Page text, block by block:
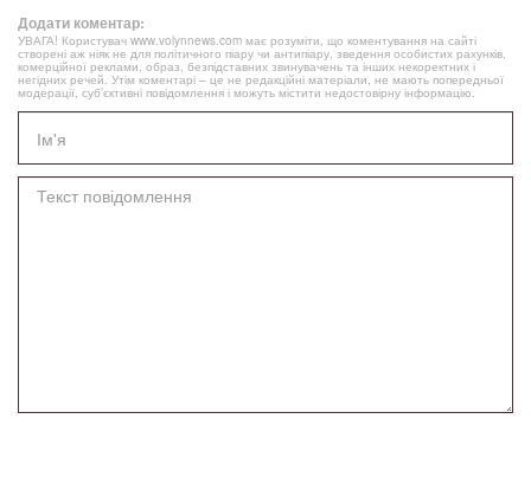
Додати коментар:
УВАГА! Користувач www.volynnews.com має розуміти, що коментування на сайті
створені аж ніяк не для політичного піару чи антипіару, зведення особистих рахунків,
комерційної реклами, образ, безпідставних звинувачень та інших некоректних і
негідних речей. Утім коментарі – це не редакційні матеріали, не мають попередньої
модерації, суб’єктивні повідомлення і можуть містити недостовірну інформацію.